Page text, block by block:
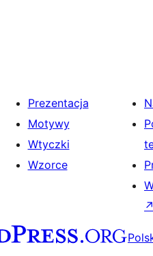
Prezentacja
Motywy
Wtyczki
Wzorce
↗